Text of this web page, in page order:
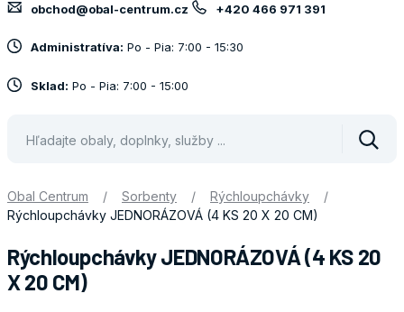
obchod@obal-centrum.cz +420 466 971 391
Administratíva: Po - Pia: 7:00 - 15:30
Sklad: Po - Pia: 7:00 - 15:00
Obal Centrum / Sorbenty / Rýchloupchávky
/
Rýchloupchávky JEDNORÁZOVÁ (4 KS 20 X 20 CM)
Rýchloupchávky JEDNORÁZOVÁ (4 KS 20
X 20 CM)